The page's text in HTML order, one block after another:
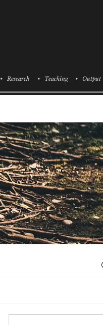
• Research • Teaching • Output